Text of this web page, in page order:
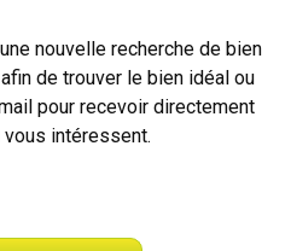
nouvelle recherche de bien
de trouver le bien idéal ou
pour recevoir directement
intéressent.